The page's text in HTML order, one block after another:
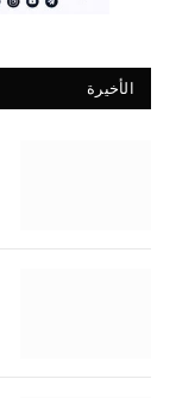
الأخيرة